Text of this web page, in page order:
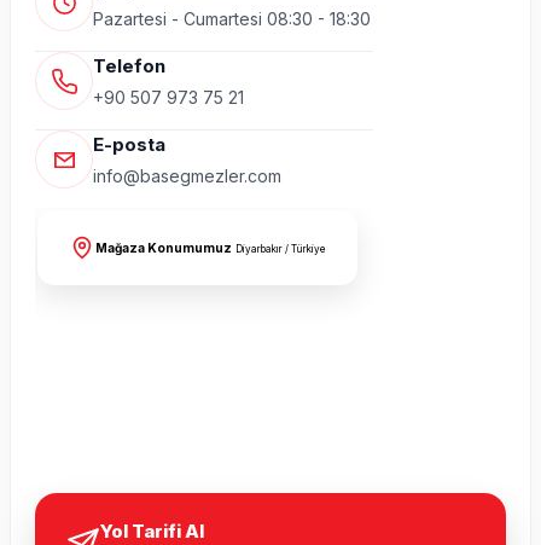
Pazartesi - Cumartesi 08:30 - 18:30
Telefon
+90 507 973 75 21
E-posta
info@basegmezler.com
Mağaza Konumumuz Diyarbakır / Türkiye
Yol Tarifi Al